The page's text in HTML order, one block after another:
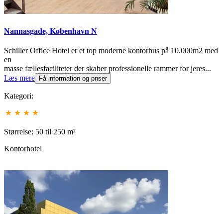
Nannasgade, København N
Schiller Office Hotel er et top moderne kontorhus på 10.000m2 med
en
masse fællesfaciliteter der skaber professionelle rammer for jeres...
Læs mere
Få information og priser
Kategori:
Størrelse: 50 til 250 m²
Kontorhotel